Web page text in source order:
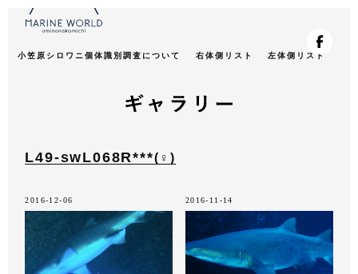
小笠原シロワニ個体識別調査について 右体側リスト 左体側リスト
L49-swL068R***(♀)
2016-12-06 2016-11-14